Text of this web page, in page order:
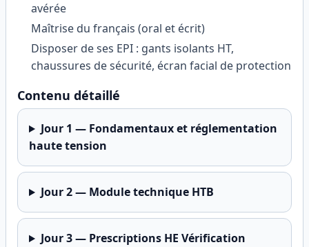
avérée
Maîtrise du français (oral et écrit)
Disposer de ses EPI : gants isolants HT,
chaussures de sécurité, écran facial de protection
Contenu détaillé
Jour 1 — Fondamentaux et réglementation
haute tension
Jour2— Module technique HTB
Jour3— Prescriptions HE Vérification